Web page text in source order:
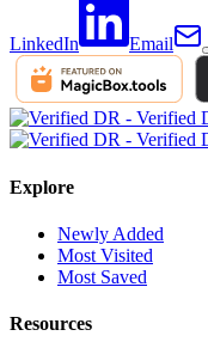
LinkedIn Email
Explore
Newly Added
Most Visited
Most Saved
Resources